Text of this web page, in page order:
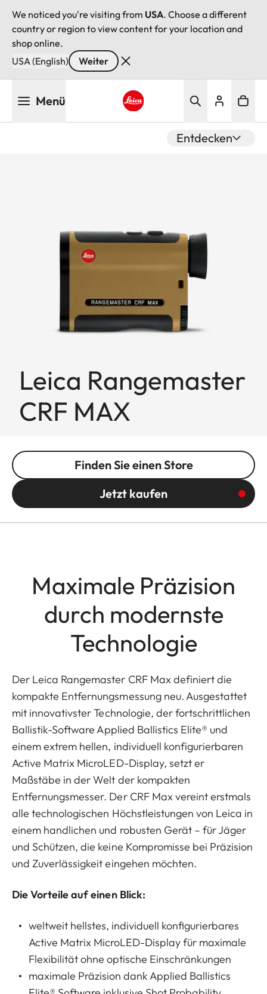
We noticed you're visiting from USA. Choose a different
country or region to view content for your location and
shop online.
USA (English)
Weiter
Menü
Entdecken
Leica Rangemaster
CRF MAX
Finden Sie einen Store
Jetzt kaufen
Maximale Präzision
durch modernste
Technologie
Der Leica Rangemaster CRF Max definiert die
kompakte Entfernungsmessung neu. Ausgestattet
mit innovativster Technologie, der fortschrittlichen
Ballistik-Software Applied Ballistics Elite® und
einem extrem hellen, individuell konfigurierbaren
Active Matrix MicroLED-Display, setzt er
Maßstäbe in der Welt der kompakten
Entfernungsmesser. Der CRF Max vereint erstmals
alle technologischen Höchstleistungen von Leica in
einem handlichen und robusten Gerät – für Jäger
und Schützen, die keine Kompromisse bei Präzision
und Zuverlässigkeit eingehen möchten.
Die Vorteile auf einen Blick:
weltweit hellstes, individuell konfigurierbares
Active Matrix MicroLED-Display für maximale
Flexibilität ohne optische Einschränkungen
maximale Präzision dank Applied Ballistics